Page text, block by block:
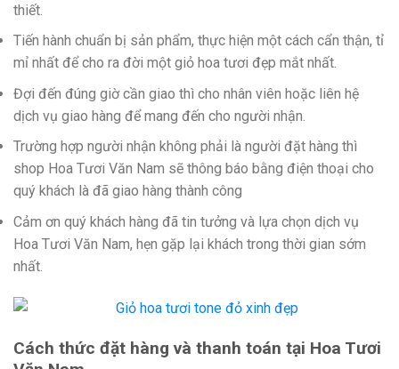
thiết.
Tiến hành chuẩn bị sản phẩm, thực hiện một cách cẩn thận, tỉ
mỉ nhất để cho ra đời một giỏ hoa tươi đẹp mắt nhất.
Đợi đến đúng giờ cần giao thì cho nhân viên hoặc liên hệ
dịch vụ giao hàng để mang đến cho người nhận.
Trường hợp người nhận không phải là người đặt hàng thì
shop Hoa Tươi Văn Nam sẽ thông báo bằng điện thoại cho
quý khách là đã giao hàng thành công
Cảm ơn quý khách hàng đã tin tưởng và lựa chọn dịch vụ
Hoa Tươi Văn Nam, hẹn gặp lại khách trong thời gian sớm
nhất.
Cách thức đặt hàng và thanh toán tại Hoa Tươi